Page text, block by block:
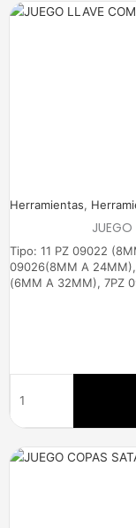
Herramientas,
Tipo: 11 PZ 09022
09026(8MM A
(6MM A 32MM), 7PZ